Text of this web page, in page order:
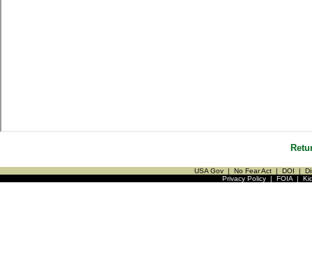
USA Gov | No Fear Act | DOI |
Privacy Policy| FOIA|